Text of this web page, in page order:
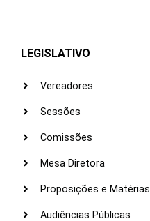
LEGISLATIVO
Vereadores
Sessões
Comissões
Mesa Diretora
Proposições e Matérias
Audiências Públicas